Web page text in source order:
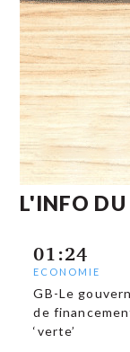
L'INFO DU
01:24
ECONOMIE
GB-Le
de
‘verte’